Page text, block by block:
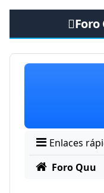
Obviar
Enlaces
Foro Quu